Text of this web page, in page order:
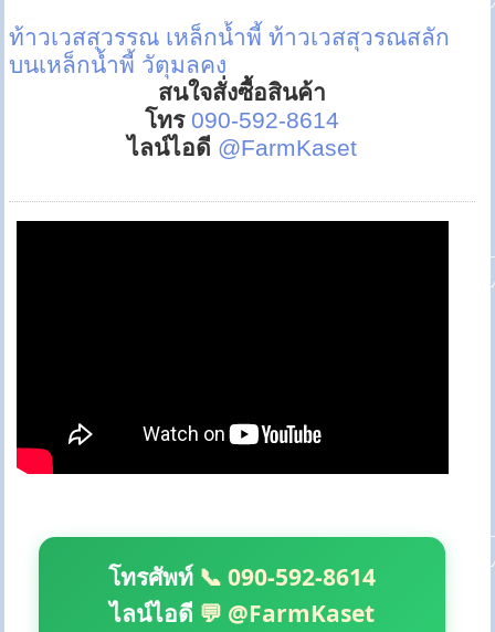
ท้าวเวสสุวรรณ เหล็กน้ำพี้ ท้าวเวสสุวรณสลัก
บนเหล็กน้ำพี้ วัตุมลคง
สนใจสั่งซื้อสินค้า
โทร 090-592-8614
ไลน์ไอดี @FarmKaset
โทรศัพท์ 📞 090-592-8614
ไลน์ไอดี 💬 @FarmKaset